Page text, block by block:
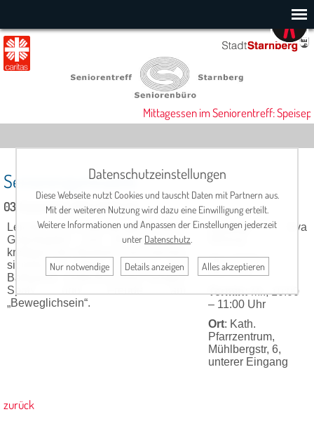
Mittagessen im Seniorentreff:
Seniorengymnastik
03. Dezember 2025, 10:00 Uhr
Leichte Gymnastik­übun­gen för­dern
Ge­lenkigkeit und Beweg­lich­keit,
kräfti­gen die Muskeln und machen
sicherer im Alltag. Grup­pen- und
Ballspiele, ein­fache Tänze bringen
Spaß und Freude am
„Beweglichsein“.
Leitung: Eva
Tel.: 0179 /
5013155
Termin:Mi., 10:00
– 11:00 Uhr
Ort: Kath.
Pfarrzentrum,
Mühlbergstr, 6,
unterer Eingang
zurück
Datenschutzeinstellungen
Diese Webseite nutzt Cookies und tauscht Daten mit Partnern aus.
Mit der weiteren Nutzung wird dazu eine Einwilligung erteilt.
Weitere Informationen und Anpassen der Einstellungen jederzeit
unter Datenschutz
Nur notwendige Details anzeigen Alles akzeptieren